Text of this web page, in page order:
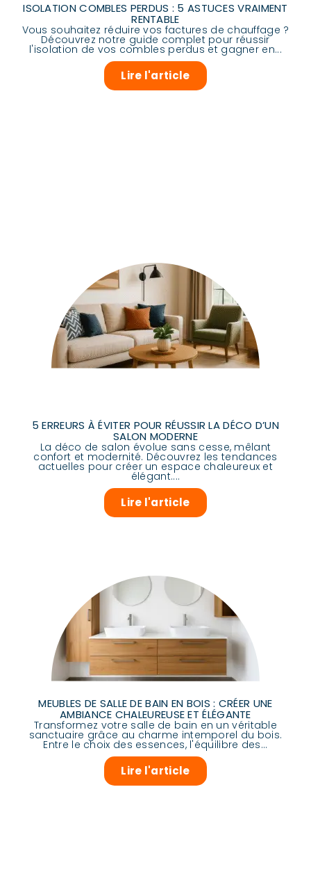
ISOLATION COMBLES PERDUS : 5 ASTUCES VRAIMENT
RENTABLE
Vous souhaitez réduire vos factures de chauffage ?
Découvrez notre guide complet pour réussir
l'isolation de vos combles perdus et gagner en...
Lire l'article
5 ERREURS À ÉVITER POUR RÉUSSIR LA DÉCO D’UN
SALON MODERNE
La déco de salon évolue sans cesse, mêlant
confort et modernité. Découvrez les tendances
actuelles pour créer un espace chaleureux et
élégant....
Lire l'article
MEUBLES DE SALLE DE BAIN EN BOIS : CRÉER UNE
AMBIANCE CHALEUREUSE ET ÉLÉGANTE
Transformez votre salle de bain en un véritable
sanctuaire grâce au charme intemporel du bois.
Entre le choix des essences, l'équilibre des...
Lire l'article